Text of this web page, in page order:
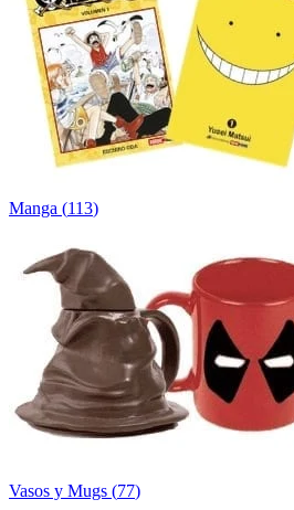
Manga (113)
Vasos y Mugs (77)